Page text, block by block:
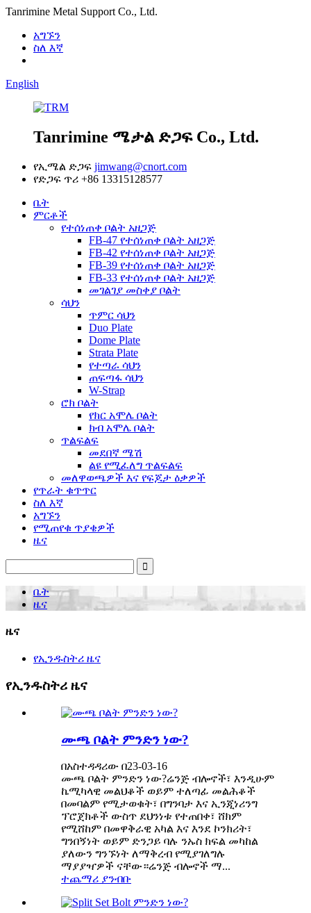
Tanrimine Metal Support Co., Ltd.
አግኙን
ስለ እኛ
English
Tanrimine ሜታል ድጋፍ Co., Ltd.
የኢሜል ድጋፍ jimwang@cnort.com
የድጋፍ ጥሪ +86 13315128577
ቤት
ምርቶች
የተሰነጠቀ ቦልት አዘጋጅ
FB-47 የተሰነጠቀ ቦልት አዘጋጅ
FB-42 የተሰነጠቀ ቦልት አዘጋጅ
FB-39 የተሰነጠቀ ቦልት አዘጋጅ
FB-33 የተሰነጠቀ ቦልት አዘጋጅ
መገልገያ መስቀያ ቦልት
ሳህን
ጥምር ሳህን
Duo Plate
Dome Plate
Strata Plate
የተጣራ ሳህን
ጠፍጣፋ ሳህን
W-Strap
ሮክ ቦልት
የክር አሞሌ ቦልት
ክብ አሞሌ ቦልት
ጥልፍልፍ
መደበኛ ሜሽ
ልዩ የሚፈለግ ጥልፍልፍ
መለዋወጫዎች እና የፍጆታ ዕቃዎች
የጥራት ቁጥጥር
ስለ እኛ
አግኙን
የሚጠየቁ ጥያቄዎች
ዜና
ቤት
ዜና
ዜና
የኢንዱስትሪ ዜና
የኢንዱስትሪ ዜና
ሙጫ ቦልት ምንድን ነው?
በአስተዳዳሪው በ23-03-16
ሙጫ ቦልት ምንድን ነው?ሬንጅ ብሎኖች፣ እንዲሁም
ኬሚካላዊ መልህቆች ወይም ተለጣፊ መልሕቆች
በመባልም የሚታወቁት፣ በግንባታ እና ኢንጂነሪንግ
ፕሮጀክቶች ውስጥ ደህንነቱ የተጠበቀ፣ ሸክም
የሚሸከም በመዋቅራዊ አካል እና እንደ ኮንክሪት፣
ግንበኝነት ወይም ድንጋይ ባሉ ንኡስ ክፍል መካከል
ያለውን ግንኙነት ለማቅረብ የሚያገለግሉ
ማያያዣዎች ናቸው።ሬንጅ ብሎኖች ማ...
ተጨማሪ ያንብቡ